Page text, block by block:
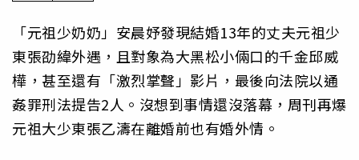
「元祖少奶奶」安晨妤發現結婚13年的丈夫元祖少
東張劭緯外遇，且對象為大黑松小倆口的千金邱威
樺，甚至還有「激烈掌聲」影片，最後向法院以通
姦罪刑法提告2人。沒想到事情還沒落幕，周刊再爆
元祖大少東張乙濤在離婚前也有婚外情。